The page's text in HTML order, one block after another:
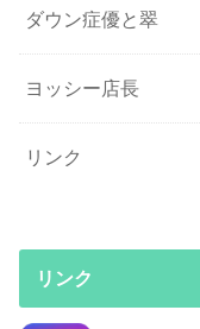
ダウン症優と翠
ヨッシー店長
リンク
リンク